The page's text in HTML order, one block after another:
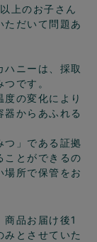
上のお子さん
ただいて問題あ
ハニーは、採取
です。
の変化により
からあふれる
つ」である証拠
ことができるの
場所で保管をお
商品お届け後1
とさせていた